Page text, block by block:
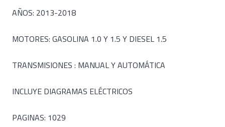
AÑOS: 2013-2018
MOTORES: GASOLINA 1.0 Y 1.5 Y DIESEL 1.5
TRANSMISIONES : MANUAL Y AUTOMÁTICA
INCLUYE DIAGRAMAS ELÉCTRICOS
PAGINAS: 1029